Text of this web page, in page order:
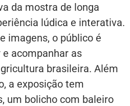
da mostra de longa
lúdica e interativa.
imagens, o público é
acompanhar as
brasileira. Além
a exposição tem
um bolicho com baleiro